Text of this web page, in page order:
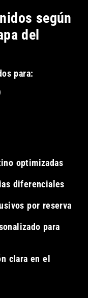
según
del
para:
optimizadas
diferenciales
por reserva
para
clara en el